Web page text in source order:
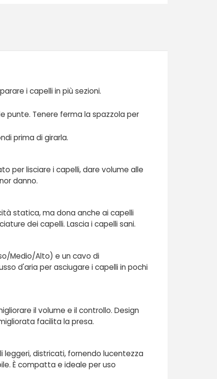
i capelli in più sezioni.
punte. Tenere ferma la spazzola per
prima di girarla.
per lisciare i capelli, dare volume alle
danno.
statica, ma dona anche ai capelli
dei capelli. Lascia i capelli sani.
Medio/Alto) e un cavo di
d'aria per asciugare i capelli in pochi
il volume e il controllo. Design
facilita la presa.
leggeri, districati, fornendo lucentezza
È compatta e ideale per uso